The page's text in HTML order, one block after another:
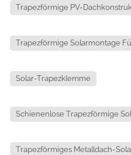
Trapezförmige PV-
Trapezförmige Solarmontage
Solar-Trapezklemme
Schienenlose Trapezförmige
Trapezförmiges Metalldach-